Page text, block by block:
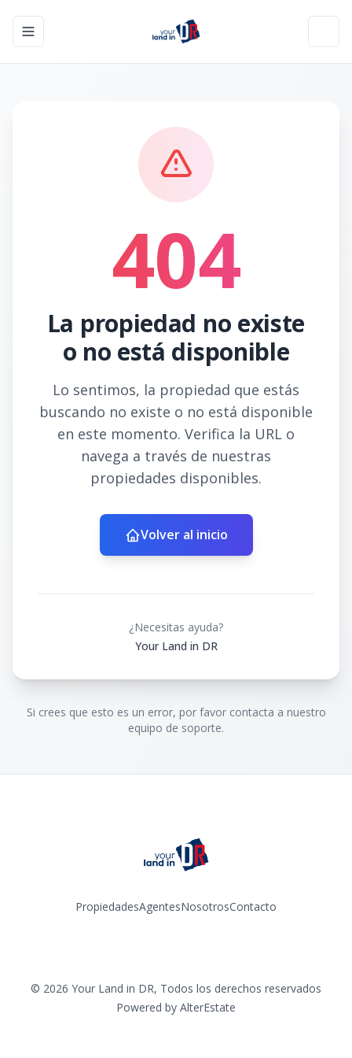
Toggle navigation menu
404
La propiedad no existe
o no está disponible
Lo sentimos, la propiedad que estás
buscando no existe o no está disponible
en este momento. Verifica la URL o
navega a través de nuestras
propiedades disponibles.
Volver al inicio
¿Necesitas ayuda?
Your Land in DR
Si crees que esto es un error, por favor contacta a nuestro
equipo de soporte.
PropiedadesAgentesNosotrosContacto
© 2026 Your Land in DR, Todos los derechos reservados
Powered by AlterEstate